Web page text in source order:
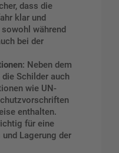
dass die
klar und
während
bei der
: Neben dem
Schilder auch
wie UN-
enthalten.
für eine
Lagerung der